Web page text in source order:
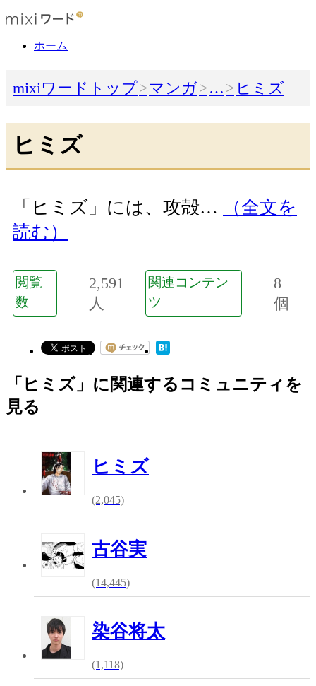
ホーム
mixiワードトップ マンガ … ヒミズ
ヒミズ
「ヒミズ」には、攻殻…
（全文を
読む）
閲覧
数
2,591
人
関連コンテン
ツ
8
個
「ヒミズ」に関連するコミュニティを
見る
ヒミズ
(2,045)
古谷実
(14,445)
染谷将太
(1,118)